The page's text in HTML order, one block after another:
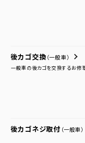
後カゴ交換 （一般車）
一般車の後カゴを交換するお修理
後カゴネジ取付 （一般車）